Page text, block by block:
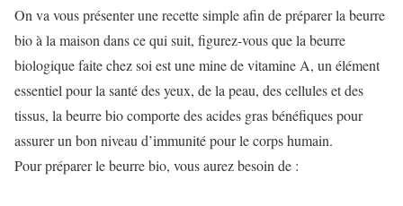
On va vous présenter une recette simple afin de préparer la beurre
bio à la maison dans ce qui suit, figurez-vous que la beurre
biologique faite chez soi est une mine de vitamine A, un élément
essentiel pour la santé des yeux, de la peau, des cellules et des
tissus, la beurre bio comporte des acides gras bénéfiques pour
assurer un bon niveau d’immunité pour le corps humain.
Pour préparer le beurre bio, vous aurez besoin de :